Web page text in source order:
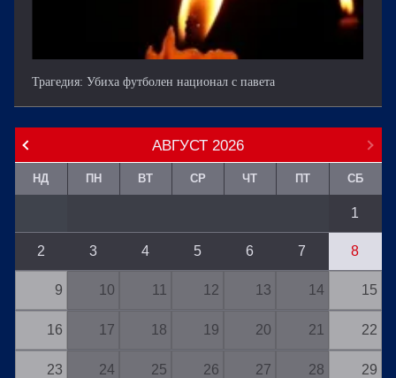
Трагедия: Убиха футболен национал с павета
АВГУСТ 2026
НД ПН ВТ СР ЧТ ПТ СБ
1
2 3 4 5 6 7 8
9 10 11 12 13 14 15
16 17 18 19 20 21 22
23 24 25 26 27 28 29